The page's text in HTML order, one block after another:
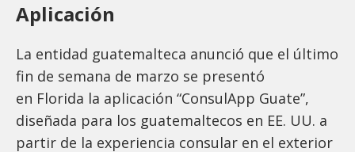
Aplicación
La entidad guatemalteca anunció que el último
fin de semana de marzo se presentó
en Florida la aplicación “ConsulApp Guate”,
diseñada para los guatemaltecos en EE. UU. a
partir de la experiencia consular en el exterior